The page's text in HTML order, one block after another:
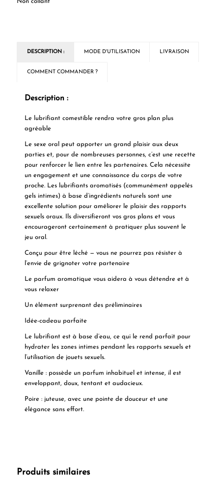
DESCRIPTION : MODE D'UTILISATION LIVRAISON
COMMENT COMMANDER ?
Description :
Le lubrifiant comestible rendra votre gros plan plus
agréable
Le sexe oral peut apporter un grand plaisir aux deux
parties et, pour de nombreuses personnes, c’est une recette
pour renforcer le lien entre les partenaires. Cela nécessite
un engagement et une connaissance du corps de votre
proche. Les lubrifiants aromatisés (communément appelés
gels intimes) à base d’ingrédients naturels sont une
excellente solution pour améliorer le plaisir des rapports
sexuels oraux. Ils diversifieront vos gros plans et vous
encourageront certainement à pratiquer plus souvent le
jeu oral.
Conçu pour être léché — vous ne pourrez pas résister à
l’envie de grignoter votre partenaire
Le parfum aromatique vous aidera à vous détendre et à
vous relaxer
Un élément surprenant des préliminaires
Idée-cadeau parfaite
Le lubrifiant est à base d’eau, ce qui le rend parfait pour
hydrater les zones intimes pendant les rapports sexuels et
l’utilisation de jouets sexuels.
Vanille : possède un parfum inhabituel et intense, il est
enveloppant, doux, tentant et audacieux.
Poire :juteuse, avec une pointe de douceur et une
élégance sans effort.
Produits similaires